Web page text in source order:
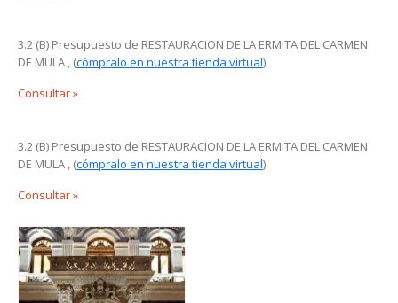
3.2 (B) Presupuesto de RESTAURACION DE LA ERMITA DEL CARMEN
DE MULA , (cómpralo en nuestra tienda virtual)
Consultar»
3.2 (B) Presupuesto de RESTAURACION DE LA ERMITA DEL CARMEN
DE MULA , (cómpralo en nuestra tienda virtual)
Consultar»